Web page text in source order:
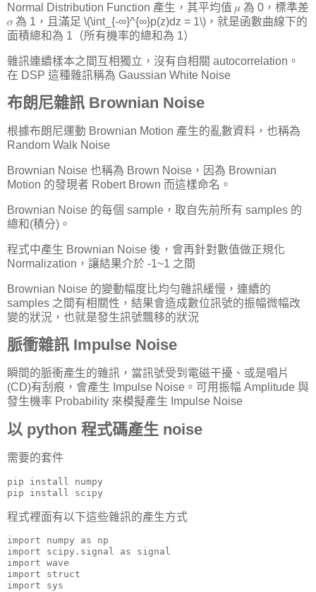
Normal Distribution Function 產生，其平均值 𝜇 為 0，標準差
𝜎 為 1，且滿足 \(\int_{-∞}^{∞}p(z)dz = 1\)，就是函數曲線下的
面積總和為 1（所有機率的總和為 1）
雜訊連續樣本之間互相獨立，沒有自相關 autocorrelation。
在 DSP 這種雜訊稱為 Gaussian White Noise
布朗尼雜訊 Brownian Noise
根據布朗尼運動 Brownian Motion 產生的亂數資料，也稱為
Random Walk Noise
Brownian Noise 也稱為 Brown Noise，因為 Brownian
Motion 的發現者 Robert Brown 而這樣命名。
Brownian Noise 的每個 sample，取自先前所有 samples 的
總和(積分)。
程式中產生 Brownian Noise 後，會再針對數值做正規化
Normalization，讓結果介於 -1~1 之間
Brownian Noise 的變動幅度比均勻雜訊緩慢，連續的
samples 之間有相關性，結果會造成數位訊號的振幅微幅改
變的狀況，也就是發生訊號飄移的狀況
脈衝雜訊 Impulse Noise
瞬間的脈衝產生的雜訊，當訊號受到電磁干擾、或是唱片
(CD)有刮痕，會產生 Impulse Noise。可用振幅 Amplitude 與
發生機率 Probability 來模擬產生 Impulse Noise
以 python 程式碼產生 noise
需要的套件
pip install numpy
pip install scipy
程式裡面有以下這些雜訊的產生方式
import numpy as np
import scipy.signal as signal
import wave
import struct
import sys